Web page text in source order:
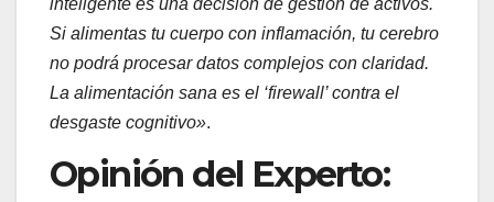
Si alimentas tu cuerpo con inflamación, tu cerebro
no podrá procesar datos complejos con claridad.
La alimentación sana es el ‘firewall’ contra el
desgaste cognitivo».
Opinión del Experto: